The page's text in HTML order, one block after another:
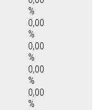
%
0,00
%
0,00
%
0,00
%
0,00
%